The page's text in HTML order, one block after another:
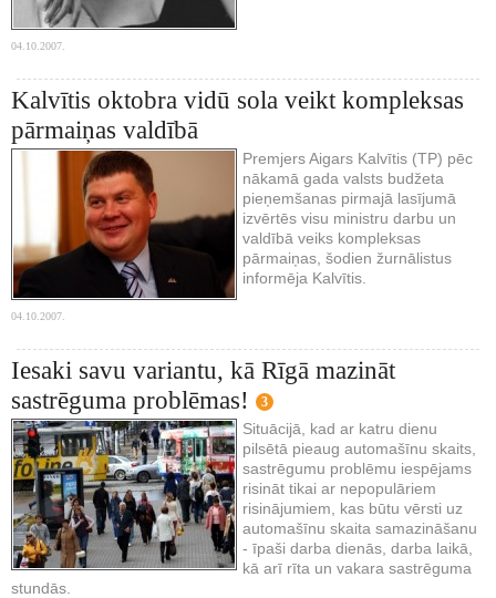
04.10.2007.
Kalvītis oktobra vidū sola veikt kompleksas
pārmaiņas valdībā
Premjers Aigars Kalvītis (TP) pēc
nākamā gada valsts budžeta
pieņemšanas pirmajā lasījumā
izvērtēs visu ministru darbu un
valdībā veiks kompleksas
pārmaiņas, šodien žurnālistus
informēja Kalvītis.
04.10.2007.
Iesaki savu variantu, kā Rīgā mazināt
sastrēguma problēmas!
3
Situācijā, kad ar katru dienu
pilsētā pieaug automašīnu skaits,
sastrēgumu problēmu iespējams
risināt tikai ar nepopulāriem
risinājumiem, kas būtu vērsti uz
automašīnu skaita samazināšanu
- īpaši darba dienās, darba laikā,
kā arī rīta un vakara sastrēguma
stundās.